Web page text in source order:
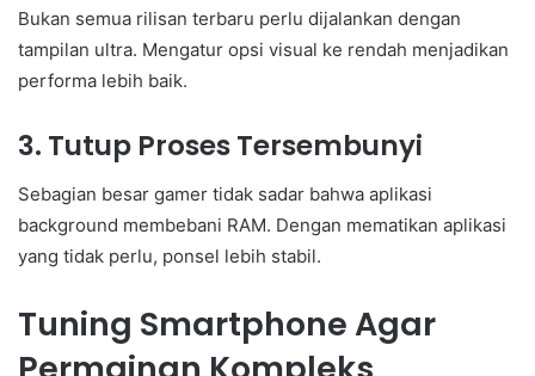
Bukan semua rilisan terbaru perlu dijalankan dengan
tampilan ultra. Mengatur opsi visual ke rendah menjadikan
performa lebih baik.
3. Tutup Proses Tersembunyi
Sebagian besar gamer tidak sadar bahwa aplikasi
background membebani RAM. Dengan mematikan aplikasi
yang tidak perlu, ponsel lebih stabil.
Tuning Smartphone Agar